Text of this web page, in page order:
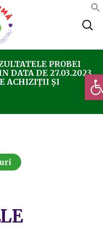
PROBEI
DATA DE 27.03.2023
ACHIZIȚII ȘI